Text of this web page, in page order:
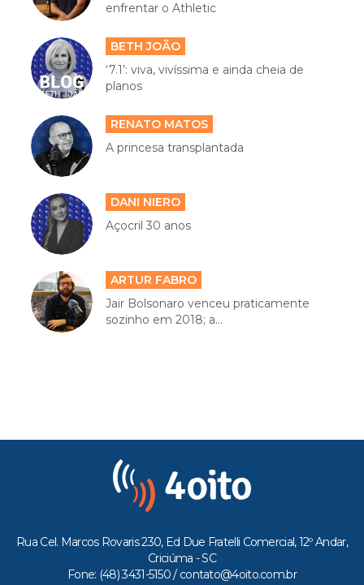
enfrentar o Athletic
BETH JOÃO
‘7.1’: viva, vivíssima e ainda cheia de
planos
RENATO MATOS
A princesa transplantada
DANI NIERO
Açocril 30 anos
ARTUR FABRO
Jair Bolsonaro venceu praticamente
sozinho em 2018; a...
Rua Cel. Marcos Rovaris 230, Ed Due Fratelli Comercial, 12º Andar,
Criciúma - SC
Fone: (48) 3431-5150 / contato@4oito.com.br